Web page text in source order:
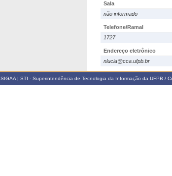
Sala
não informado
Telefone/Ramal
1727
Endereço eletrônico
nlucia@cca.ufpb.br
SIGAA | STI - Superintendência de Tecnologia da Informação da UFPB /